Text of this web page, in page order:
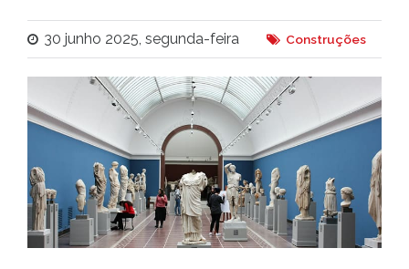
30 junho 2025, segunda-feira Construções